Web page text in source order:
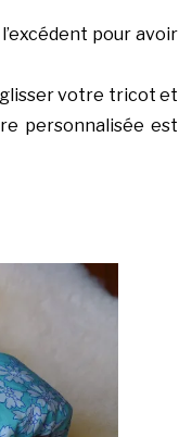
pour avoir
glisser votre tricot et
personnalisée est